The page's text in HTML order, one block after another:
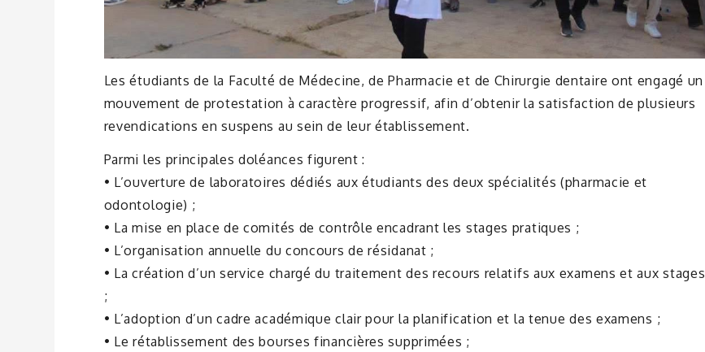
Les étudiants de la Faculté de Médecine, de Pharmacie et de Chirurgie dentaire ont engagé un
mouvement de protestation à caractère progressif, afin d’obtenir la satisfaction de plusieurs
revendications en suspens au sein de leur établissement.
Parmi les principales doléances figurent :
• L’ouverture de laboratoires dédiés aux étudiants des deux spécialités (pharmacie et
odontologie) ;
• La mise en place de comités de contrôle encadrant les stages pratiques ;
• L’organisation annuelle du concours de résidanat ;
• La création d’un service chargé du traitement des recours relatifs aux examens et aux stages
;
• L’adoption d’un cadre académique clair pour la planification et la tenue des examens ;
• Le rétablissement des bourses financières supprimées ;